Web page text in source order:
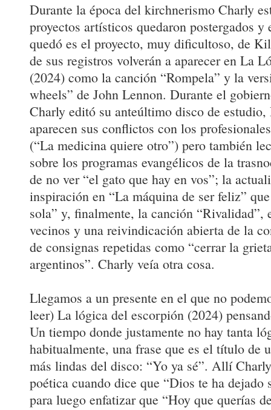
Durante la época del kirchnerismo Charly
proyectos artísticos quedaron postergados
quedó es el proyecto, muy dificultoso, de
de sus registros volverán a aparecer en La
(2024) como la canción “Rompela” y la
wheels” de John Lennon. Durante el
Charly editó su anteúltimo disco de
aparecen sus conflictos con los
(“La medicina quiere otro”) pero también
sobre los programas evangélicos de la
de no ver “el gato que hay en vos”; la
inspiración en “La máquina de ser feliz”
sola” y, finalmente, la canción “Rivalidad”,
vecinos y una reivindicación abierta de la
de consignas repetidas como “cerrar la
argentinos”. Charly veía otra cosa.
Llegamos a un presente en el que no
leer) La lógica del escorpión (2024)
Un tiempo donde justamente no hay tanta
habitualmente, una frase que es el título de
más lindas del disco: “Yo ya sé”. Allí
poética cuando dice que “Dios te ha dejado
para luego enfatizar que “Hoy que querías